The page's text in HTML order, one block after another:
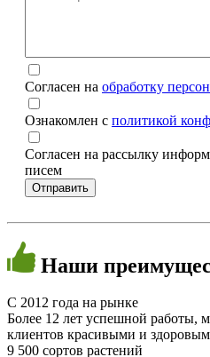
Согласен на обработку
Ознакомлен с политикой
Согласен на рассылку
писем
Наши
C 2012 года на рынке
Более 12 лет успешной работы,
клиентов красивыми и
9 500 сортов растений